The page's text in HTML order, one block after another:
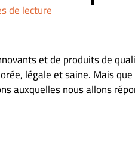
de lecture
et de produits de
légale et saine. Mais
auxquelles nous allons